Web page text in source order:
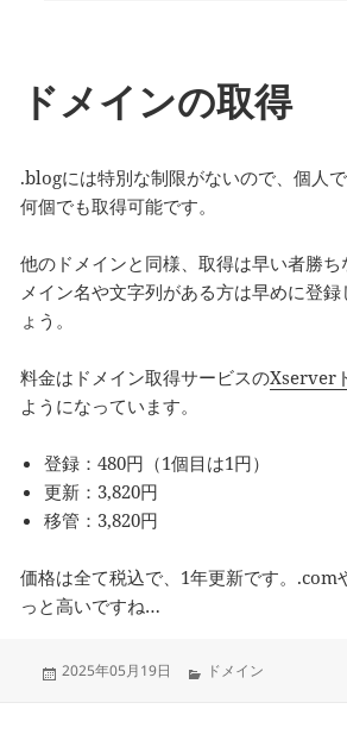
ドメインの取得
.blogには特別な制限がないので、個人
何個でも取得可能です。
他のドメインと同様、取得は早い者勝
メイン名や文字列がある方は早めに登
ょう。
料金はドメイン取得サービスのXserver
ようになっています。
登録：480円（1個目は1円）
更新：3,820円
移管：3,820円
価格は全て税込で、1年更新です。.com
っと高いですね…
投
2025年05月19日
カ
ドメイン